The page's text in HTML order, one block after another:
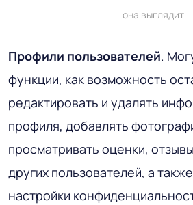
она выглядит
Профили пользователей.
функции, как возможность
редактировать и удалять
профиля, добавлять
просматривать оценки,
других пользователей, а
настройки